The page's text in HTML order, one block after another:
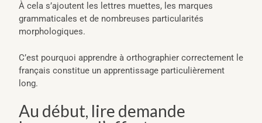
À cela s’ajoutent les lettres muettes, les marques
grammaticales et de nombreuses particularités
morphologiques.
C’est pourquoi apprendre à orthographier correctement le
français constitue un apprentissage particulièrement
long.
Au début, lire demande